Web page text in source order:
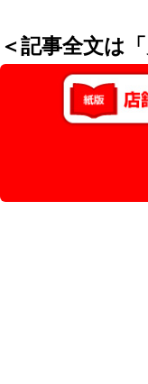
＜記事全文は